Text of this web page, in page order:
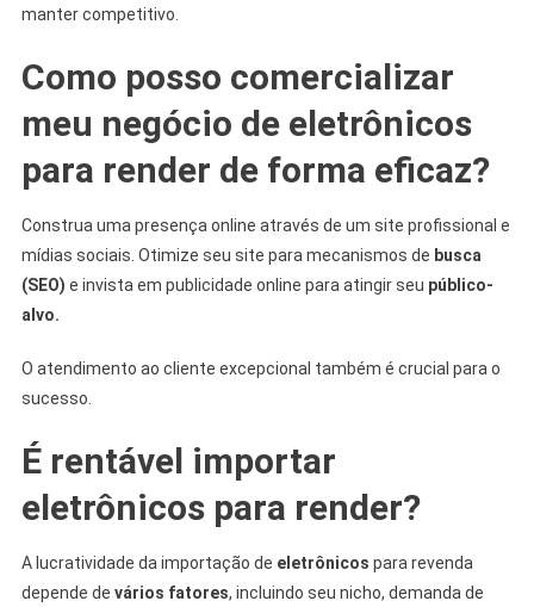
manter competitivo.
Como posso comercializar
meu negócio de eletrônicos
para render de forma eficaz?
Construa uma presença online através de um site profissional e
mídias sociais. Otimize seu site para mecanismos de busca
(SEO) e invista em publicidade online para atingir seu público-
alvo.
O atendimento ao cliente excepcional também é crucial para o
sucesso.
É rentável importar
eletrônicos para render?
A lucratividade da importação de eletrônicos para revenda
depende de vários fatores, incluindo seu nicho, demanda de